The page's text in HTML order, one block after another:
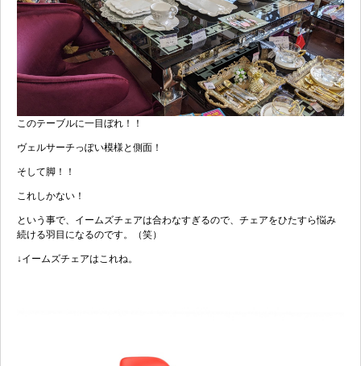
このテーブルに一目ぼれ！！
ヴェルサーチっぽい模様と側面！
そして脚！！
これしかない！
という事で、イームズチェアは合わなすぎるので、チェアをひたすら悩み
続ける羽目になるのです。（笑）
↓イームズチェアはこれね。